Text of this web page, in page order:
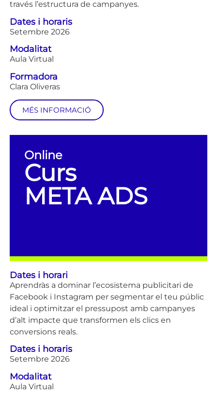
través l’estructura de campanyes.
Dates i horaris
Setembre 2026
Modalitat
Aula Virtual
Formadora
Clara Oliveras
MÉS INFORMACIÓ
Online
Curs
META ADS
Dates i horari
Aprendràs a dominar l’ecosistema publicitari de
Facebook i Instagram per segmentar el teu públic
ideal i optimitzar el pressupost amb campanyes
d’alt impacte que transformen els clics en
conversions reals.
Dates i horaris
Setembre 2026
Modalitat
Aula Virtual